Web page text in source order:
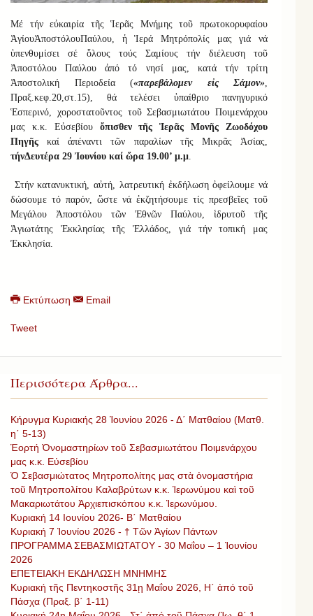
Μέ τήν εὐκαιρία τῆς Ἱερᾶς Μνήμης τοῦ πρωτοκορυφαίου
ἉγίουἈποστόλουΠαύλου, ἡ Ἱερά Μητρόπολίς μας
γιά νά
ὑπενθυμίσει σέ ὅλους τούς Σαμίους τήν διέλευση τοῦ
Ἀποστόλου Παύλου ἀπό τό νησί μας, κατά τήν τρίτη
Ἀποστολική Περιοδεία («παρεβάλομεν εἰς Σάμον»
Πραξ.κεφ.20,στ.15), θά τελέσει ὑπαίθριο πανηγυρικό
Ἑσπερινό, χοροστατοῦντος τοῦ Σεβασμιωτάτου Ποιμενάρχου
μας κ.κ. Εὐσεβίου ὄπισθεν τῆς Ἱερᾶς Μονῆς Ζωοδόχου
Πηγῆς
καί ἀπέναντι τῶν παραλίων τῆς Μικρᾶς Ἀσίας,
τήνΔευτέρα 29 Ἰουνίου καί ὥρα 19.00’ μ.μ
Στήν κατανυκτική, αὐτή, λατρευτική ἐκδήλωση ὀφείλουμε νά
δώσουμε τό παρόν, ὥστε νά ἐκζητήσουμε τίς πρεσβεῖες τοῦ
Μεγάλου Ἀποστόλου τῶν Ἐθνῶν Παύλου, ἱδρυτοῦ τῆς
Ἁγιωτάτης Ἐκκλησίας τῆς Ἑλλάδος, γιά τήν τοπική μας
Ἐκκλησία.
Εκτύπωση Email
Tweet
Περισσότερα Άρθρα...
Κήρυγμα Κυριακής 28 Ἰουνίου 2026 - Δ΄ Ματθαίου (Ματθ.
η΄ 5-13)
Ἑορτή Ὀνομαστηρίων τοῦ Σεβασμιωτάτου Ποιμενάρχου
μας κ.κ. Εὐσεβίου
Ὁ Σεβασμιώτατος Μητροπολίτης μας στὰ ὀνομαστήρια
τοῦ Μητροπολίτου Καλαβρύτων κ.κ. Ἱερωνύμου καὶ τοῦ
Μακαριωτάτου Ἀρχιεπισκόπου κ.κ. Ἱερωνύμου.
Κυριακή 14 Ιουνίου 2026- Β΄ Ματθαίου
Κυριακή 7 Ἰουνίου 2026 - † Τῶν Ἁγίων Πάντων
ΠΡΟΓΡΑΜΜΑ ΣΕΒΑΣΜΙΩΤΑΤΟΥ - 30 Μαΐου – 1 Ἰουνίου
2026
ΕΠΕΤΕΙΑΚΗ ΕΚΔΗΛΩΣΗ ΜΝΗΜΗΣ
Κυριακή τῆς Πεντηκοστῆς 31ῃ Μαΐου 2026, H΄ ἀπό τοῦ
Πάσχα (Πραξ. β΄ 1-11)